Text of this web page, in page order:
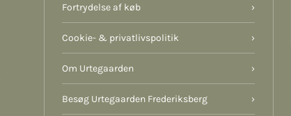
Fortrydelse af køb ›
Cookie- & privatlivspolitik ›
Om Urtegaarden ›
Besøg Urtegaarden Frederiksberg ›